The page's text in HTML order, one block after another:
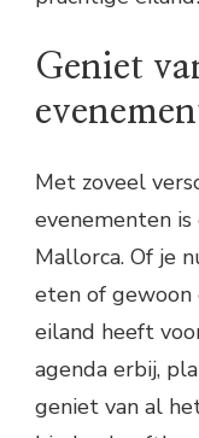
Geniet
Met zoveel
evenementen
Mallorca. Of je
eten of gewoon
eiland heeft
agenda erbij,
geniet van al